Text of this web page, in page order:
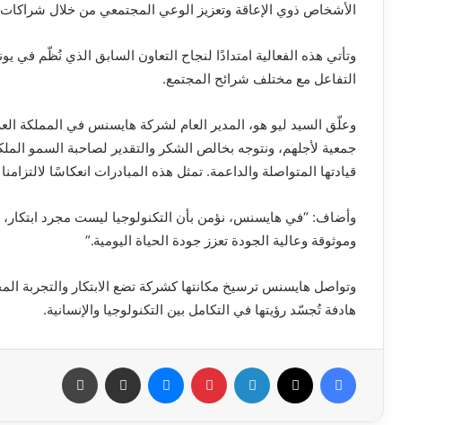
الأشخاص ذوي الإعاقة وتعزيز الوعي المجتمعي من خلال شراكات
التفاعل مع مختلف شرائح المجتمع.
وعلّق السيد ليو هو، المدير العام لشركة هايسنس في المملكة
جمعية لأجلهم، ونتوجه بخالص الشكر والتقدير لصاحبة السمو
قيادتها المتواصلة والداعمة. تمثل هذه المبادرات انعكاسًا
وأضاف: “في هايسنس، نؤمن بأن التكنولوجيا ليست مجرد ابتكار،
وموثوقة وعالية الجودة تعزز جودة الحياة اليومية.”
وتواصل هايسنس ترسيخ مكانتها كشركة تضع الابتكار والتجربة
هادفة تُجسّد رؤيتها في التكامل بين التكنولوجيا والإنسانية.